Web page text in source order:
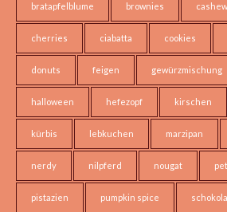
bratapfelblume brownies
cherries ciabatta cookies
donuts feigen gewürzmischung
halloween hefezopf kirschen
kürbis lebkuchen marzipan
nerdy nilpferd nougat
pistazien pumpkin spice